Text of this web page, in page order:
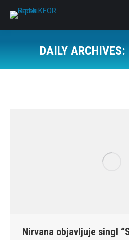
DAILY ARCHIVES:
Nirvana objavljuje singl